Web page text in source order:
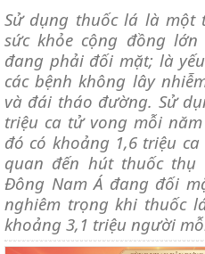
Sử dụng thuốc lá là một
sức khỏe cộng đồng
đang phải đối mặt; là
các bệnh không lây
và đái tháo đường. Sử
triệu ca tử vong mỗi
đó có khoảng 1,6 triệu
quan đến hút thuốc
Đông Nam Á đang đối
nghiêm trọng khi thuốc
khoảng 3,1 triệu người